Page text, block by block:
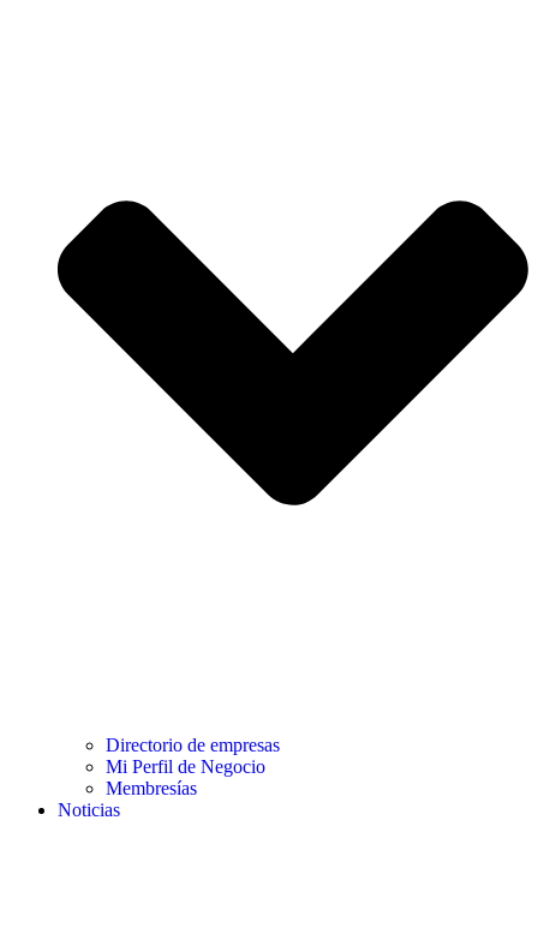
Directorio de empresas
Mi Perfil de Negocio
Membresías
Noticias